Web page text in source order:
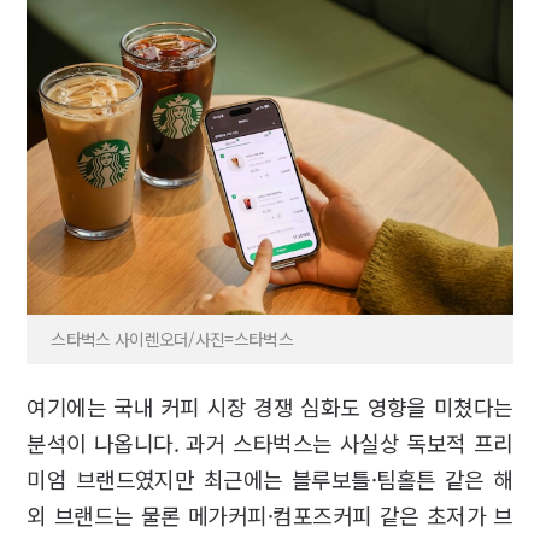
스타벅스 사이렌오더/사진=스타벅스
여기에는 국내 커피 시장 경쟁 심화도 영향을 미쳤다는
분석이 나옵니다. 과거 스타벅스는 사실상 독보적 프리
미엄 브랜드였지만 최근에는 블루보틀·팀홀튼 같은 해
외 브랜드는 물론 메가커피·컴포즈커피 같은 초저가 브